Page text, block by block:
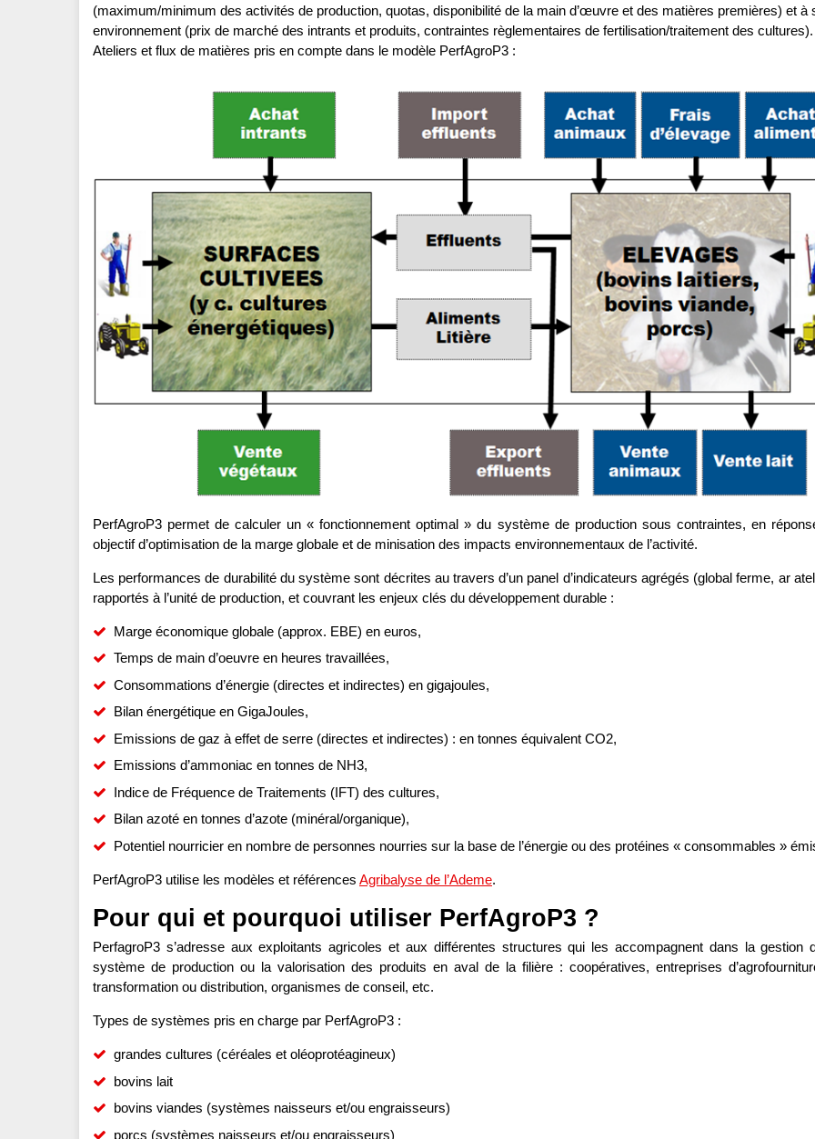
(maximum/minimum des activités de production, quotas, disponibilité de la main d’œuvre et des matières premières) et à
environnement (prix de marché des intrants et produits, contraintes règlementaires de fertilisation/traitement des cultures).
Ateliers et flux de matières pris en compte dans le modèle PerfAgroP3 :
PerfAgroP3 permet de calculer un « fonctionnement optimal » du système de production sous contraintes, en
objectif d’optimisation de la marge globale et de minisation des impacts environnementaux de l’activité.
Les performances de durabilité du système sont décrites au travers d’un panel d’indicateurs agrégés (global ferme, ar
rapportés à l’unité de production, et couvrant les enjeux clés du développement durable :
Marge économique globale (approx. EBE) en euros,
Temps de main d’oeuvre en heures travaillées,
Consommations d’énergie (directes et indirectes) en gigajoules,
Bilan énergétique en GigaJoules,
Emissions de gaz à effet de serre (directes et indirectes) : en tonnes équivalent CO2,
Emissions d’ammoniac en tonnes de NH3,
Indice de Fréquence de Traitements (IFT) des cultures,
Bilan azoté en tonnes d’azote (minéral/organique),
Potentiel nourricier en nombre de personnes nourries sur la base de l’énergie ou des protéines « consommables »
PerfAgroP3 utilise les modèles et références Agribalyse de l’Ademe.
Pour qui et pourquoi utiliser PerfAgroP3 ?
PerfagroP3 s’adresse aux exploitants agricoles et aux différentes structures qui les accompagnent dans la gestion
système de production ou la valorisation des produits en aval de la filière : coopératives, entreprises
transformation ou distribution, organismes de conseil, etc.
Types de systèmes pris en charge par PerfAgroP3 :
grandes cultures (céréales et oléoprotéagineux)
bovins lait
bovins viandes (systèmes naisseurs et/ou engraisseurs)
porcs (systèmes naisseurs et/ou engraisseurs)